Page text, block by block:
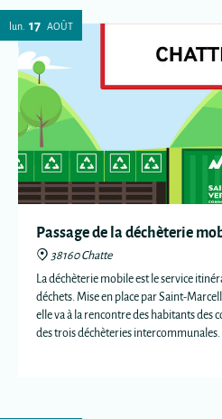
lun. 17 AOÛT
Passage de la déchèterie
38160 Chatte
La déchèterie mobile est le service
déchets. Mise en place par Saint-
elle va à la rencontre des habitants des
des trois déchèteries intercommunales.